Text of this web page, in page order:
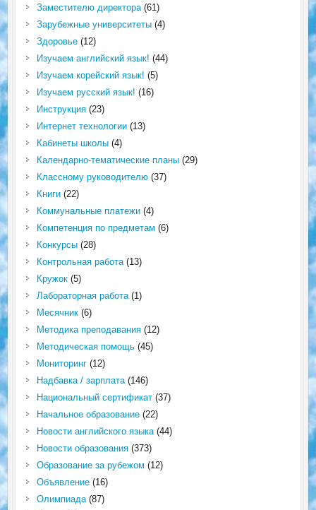
Заместителю директора(61)
Зарубежные университеты(4)
Здоровье(12)
Изучаем английский язык! (44)
Изучаем корейский язык! (5)
Изучаем русский язык! (16)
Инструкция(23)
Интернет технологии(13)
Кабинеты школы(4)
Календарно-тематические планы(29)
Классному руководителю(37)
Книги(22)
Коммунальные платежи(4)
Компетенция по предметам (6)
Конкурсы(28)
Контрольная работа(13)
Кружок(5)
Лабораторная работа(1)
Месячник(6)
Методика преподавания(12)
Методическая помощь(45)
Мониторинг(12)
Надбавка / зарплата(146)
Национальный сертификат(37)
Начальное образование(22)
Новости английского языка(44)
Новости образования(373)
Образование за рубежом (12)
Объявление(16)
Олимпиада(87)